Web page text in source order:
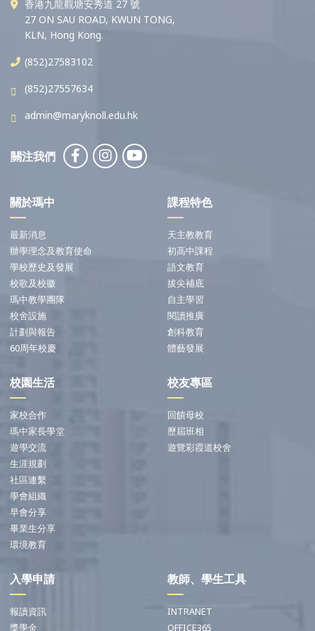
香港九龍觀塘安秀道 27 號
27 ON SAU ROAD, KWUN TONG,
KLN, Hong Kong.
(852)27583102
(852)27557634
admin@maryknoll.edu.hk
關注我們
關於瑪中
最新消息
辦學理念及教育使命
學校歷史及發展
校歌及校徽
瑪中教學團隊
校舍設施
計劃與報告
60周年校慶
課程特色
天主教教育
初高中課程
語文教育
拔尖補底
自主學習
閱讀推廣
創科教育
體藝發展
校園生活
家校合作
瑪中家長學堂
遊學交流
生涯規劃
社區連繫
學會組織
早會分享
畢業生分享
環境教育
校友專區
回饋母校
歷屆班相
遊覽彩霞道校舍
入學申請
報讀資訊
獎學金
教師、學生工具
INTRANET
OFFICE365